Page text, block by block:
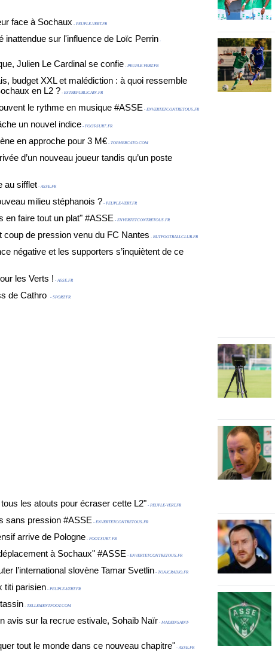
face à Sochaux - PEUPLE-VERT.FR
sur l'influence de Loïc Perrin -
Julien Le Cardinal se confie - PEUPLE-VERT.FR
budget XXL et malédiction : à quoi ressemble
en L2 ? - ESTREPUBLICAIN.FR
le rythme en musique #ASSE - ENVERTETCONTRETOUS.FR
un nouvel indice - FOOT-SUR7.FR
en approche pour 3 M€ - TOPMERCATO.COM
d’un nouveau joueur tandis qu’un poste
au sifflet - ASSE.FR
milieu stéphanois ? - PEUPLE-VERT.FR
en faire tout un plat" #ASSE - ENVERTETCONTRETOUS.FR
de pression venu du FC Nantes - BUTFOOTBALLCLUB.FR
négative et les supporters s’inquiètent de ce
les Verts ! - ASSE.FR
de Cathro - SPORT.FR
les atouts pour écraser cette L2" - PEUPLE-VERT.FR
sans pression #ASSE - ENVERTETCONTRETOUS.FR
arrive de Pologne - FOOT-SUR7.FR
à Sochaux" #ASSE - ENVERTETCONTRETOUS.FR
l’international slovène Tamar Svetlin - TONICRADIO.FR
titi parisien - PEUPLE-VERT.FR
- TELLEMENTFOOT.COM
avis sur la recrue estivale, Sohaib Naïr - MADEINSAINT-
tout le monde dans ce nouveau chapitre" - ASSE.FR